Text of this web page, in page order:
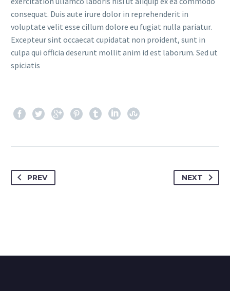
consequat. Duis aute irure dolor in reprehenderit in
voluptate velit esse cillum dolore eu fugiat nulla pariatur.
Excepteur sint occaecat cupidatat non proident, sunt in
culpa qui officia deserunt mollit anim id est laborum. Sed ut
spiciatis
PREV NEXT